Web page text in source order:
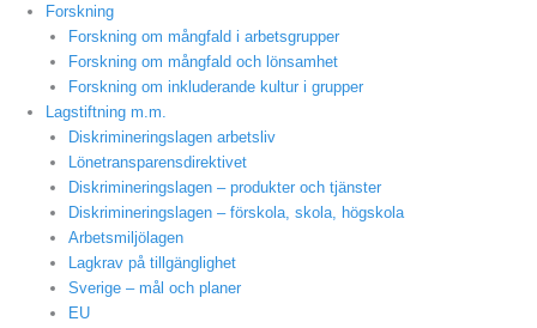
Forskning
Forskning om mångfald i arbetsgrupper
Forskning om mångfald och lönsamhet
Forskning om inkluderande kultur i grupper
Lagstiftning m.m.
Diskrimineringslagen arbetsliv
Lönetransparensdirektivet
Diskrimineringslagen – produkter och tjänster
Diskrimineringslagen – förskola, skola, högskola
Arbetsmiljölagen
Lagkrav på tillgänglighet
Sverige – mål och planer
EU